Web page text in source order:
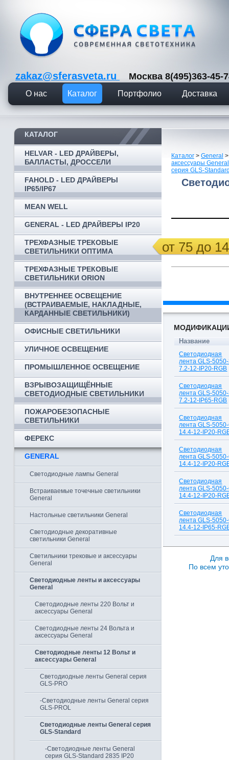
zakaz@sferasveta.ru Москва 8(495)363-
О нас Каталог Портфолио Доставка
КАТАЛОГ
HELVAR - LED ДРАЙВЕРЫ,
БАЛЛАСТЫ, ДРОССЕЛИ
FAHOLD - LED ДРАЙВЕРЫ
IP65/IP67
MEAN WELL
GENERAL - LED ДРАЙВЕРЫ IP20
ТРЕХФАЗНЫЕ ТРЕКОВЫЕ
СВЕТИЛЬНИКИ ОПТИМА
ТРЕХФАЗНЫЕ ТРЕКОВЫЕ
СВЕТИЛЬНИКИ ORION
ВНУТРЕННЕЕ ОСВЕЩЕНИЕ
(ВСТРАИВАЕМЫЕ, НАКЛАДНЫЕ,
КАРДАННЫЕ СВЕТИЛЬНИКИ)
ОФИСНЫЕ СВЕТИЛЬНИКИ
УЛИЧНОЕ ОСВЕЩЕНИЕ
ПРОМЫШЛЕННОЕ ОСВЕЩЕНИЕ
ВЗРЫВОЗАЩИЩЁННЫЕ
СВЕТОДИОДНЫЕ СВЕТИЛЬНИКИ
ПОЖАРОБЕЗОПАСНЫЕ
СВЕТИЛЬНИКИ
ФЕРЕКС
GENERAL
Светодиодные лампы General
Встраиваемые точечные светильники
General
Настольные светильники General
Светодиодные декоративные
светильники General
Светильники трековые и аксессуары
General
Светодиодные ленты и аксессуары
General
Светодиодные ленты 220 Вольт и
аксессуары General
Светодиодные ленты 24 Вольта и
аксессуары General
Светодиодные ленты 12 Вольт и
аксессуары General
Светодиодные ленты General серия
GLS-PRO
-Светодиодные ленты General серия
GLS-PROL
Светодиодные ленты General серия
GLS-Standard
-Светодиодные ленты General
серия GLS-Standard 2835 IP20
Каталог > General
аксессуары General
серия GLS-
от 75 до
Название
Светодиодная
лента GLS-
7.2-12-IP20-RGB
Светодиодная
лента GLS-
7.2-12-IP65-RGB
Светодиодная
лента GLS-
14.4-12-IP20-
Светодиодная
лента GLS-
14.4-12-IP20-
Светодиодная
лента GLS-
14.4-12-IP20-
Светодиодная
лента GLS-
14.4-12-IP65-
Для
По всем